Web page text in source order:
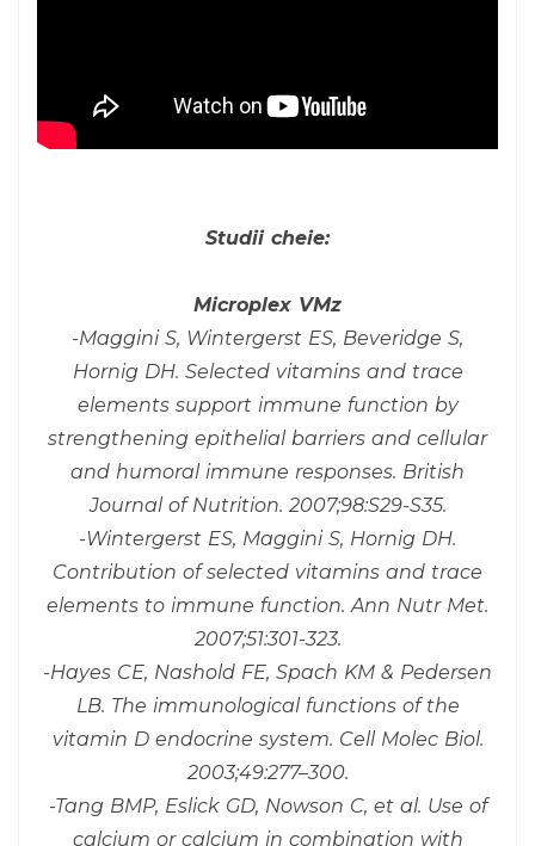
Studii cheie:
Microplex VMz
-Maggini S, Wintergerst ES, Beveridge S,
Hornig DH. Selected vitamins and trace
elements support immune function by
strengthening epithelial barriers and cellular
and humoral immune responses. British
Journal of Nutrition. 2007;98:S29-S35.
-Wintergerst ES, Maggini S, Hornig DH.
Contribution of selected vitamins and trace
elements to immune function. Ann Nutr Met.
2007;51:301-323.
-Hayes CE, Nashold FE, Spach KM & Pedersen
LB. The immunological functions of the
vitamin D endocrine system. Cell Molec Biol.
2003;49:277–300.
-Tang BMP, Eslick GD, Nowson C, et al. Use of
calcium or calcium in combination with